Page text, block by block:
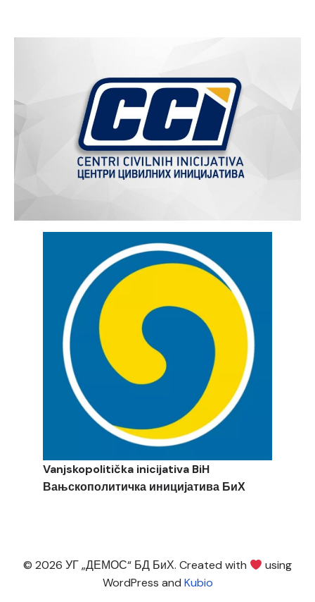
Vanjskopolitička inicijativa BiH
Вањскополитичка иницијатива БиХ
© 2026 УГ „ДЕМОС“ БД БиХ. Created with
using
WordPress and Kubio